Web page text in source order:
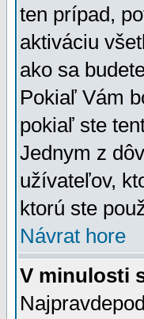
ten prípad,
aktiváciu
ako sa
Pokiaľ Vám
pokiaľ ste
Jednym z
užívateľov,
ktorú ste
Návrat hore
V minulosti